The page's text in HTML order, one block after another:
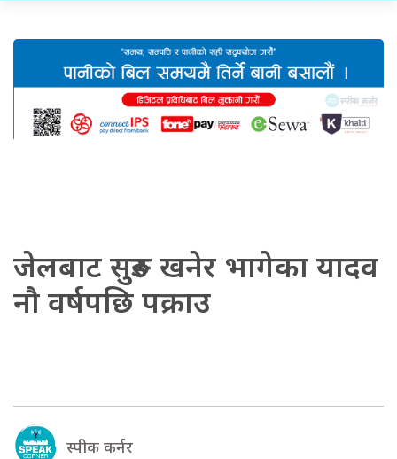
जेलबाट सुरुङ खनेर भागेका यादव
नौ वर्षपछि पक्राउ
स्पीक कर्नर